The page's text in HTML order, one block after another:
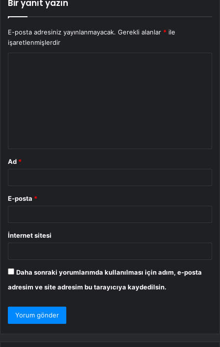
Bir yanıt yazın
E-posta adresiniz yayınlanmayacak. Gerekli alanlar * ile
işaretlenmişlerdir
Ad *
E-posta *
İnternet sitesi
Daha sonraki yorumlarımda kullanılması için adım, e-posta
adresim ve site adresim bu tarayıcıya kaydedilsin.